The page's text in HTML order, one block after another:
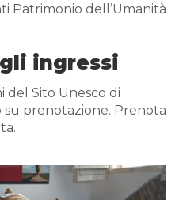
Patrimonio dell’Umanità
ingressi
del Sito Unesco di
su prenotazione. Prenota